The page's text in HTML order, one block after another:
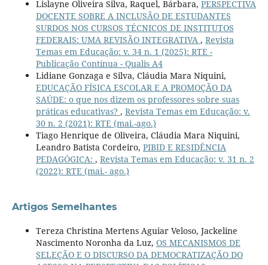
Lislayne Oliveira Silva, Raquel, Bárbara, PERSPECTIVA
DOCENTE SOBRE A INCLUSÃO DE ESTUDANTES
SURDOS NOS CURSOS TÉCNICOS DE INSTITUTOS
FEDERAIS: UMA REVISÃO INTEGRATIVA , Revista
Temas em Educação: v. 34 n. 1 (2025): RTE -
Publicação Contínua - Qualis A4
Lidiane Gonzaga e Silva, Cláudia Mara Niquini,
EDUCAÇÃO FÍSICA ESCOLAR E A PROMOÇÃO DA
SAÚDE: o que nos dizem os professores sobre suas
práticas educativas? , Revista Temas em Educação: v.
30 n. 2 (2021): RTE (mai.-ago.)
Tiago Henrique de Oliveira, Cláudia Mara Niquini,
Leandro Batista Cordeiro, PIBID E RESIDÊNCIA
PEDAGÓGICA: , Revista Temas em Educação: v. 31 n. 2
(2022): RTE (mai.- ago.)
Artigos Semelhantes
Tereza Christina Mertens Aguiar Veloso, Jackeline
Nascimento Noronha da Luz, OS MECANISMOS DE
SELEÇÃO E O DISCURSO DA DEMOCRATIZAÇÃO DO